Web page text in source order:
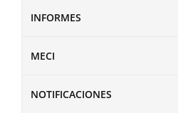
INFORMES
MECI
NOTIFICACIONES